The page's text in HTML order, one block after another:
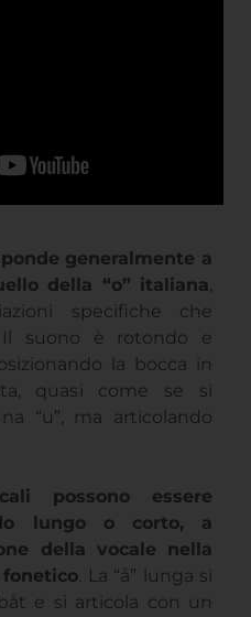
generalmente a
della “o” italiana,
specifiche che
Il suono è rotondo e
la bocca in
quasi come se si
“u”, ma articolando
possono essere
lungo o corto, a
della vocale nella
. La “å” lunga si
e si articola con un